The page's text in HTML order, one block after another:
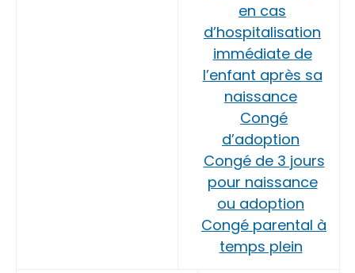
en cas
d’hospitalisation
immédiate de
l’enfant après sa
naissance
Congé
d’adoption
Congé de 3 jours
pour naissance
ou adoption
Congé parental à
temps plein